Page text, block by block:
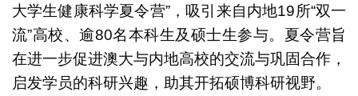
大学生健康科学夏令营”，吸引来自内地19所“双一
流”高校、逾80名本科生及硕士生参与。夏令营旨
在进一步促进澳大与内地高校的交流与巩固合作，
启发学员的科研兴趣，助其开拓硕博科研视野。